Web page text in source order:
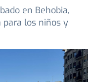
en Behobia,
los niños y